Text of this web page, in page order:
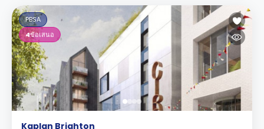
PBSA
4ข้อเสนอ
Kaplan Brighton